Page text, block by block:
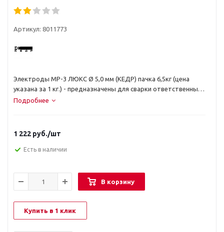
Артикул: 8011773
Электроды МР-3 ЛЮКС Ø 5,0 мм (КЕДР) пачка 6,5кг (цена
указана за 1 кг.) - предназначены для сварки ответственных
конструкций из углеродистых сталей во всех
Подробнее
1 222 руб./шт
Есть в наличии
В корзину
Купить в 1 клик